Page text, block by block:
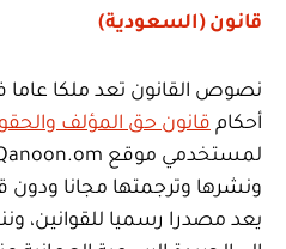
قانون (السعودية)
نصوص القانون تعد ملكا
أحكام قانون حق المؤلف
يعد مصدرا رسميا للقوانين،